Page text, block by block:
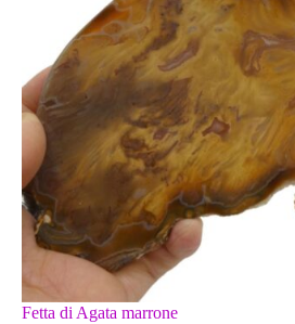
Fetta di Agata marrone